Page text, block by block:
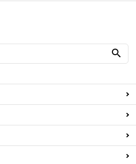
search